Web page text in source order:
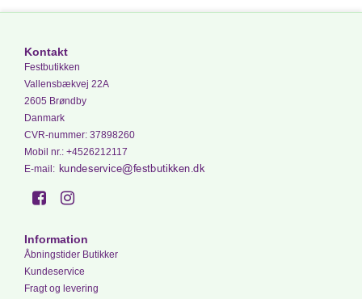
Kontakt
Festbutikken
Vallensbækvej 22A
2605 Brøndby
Danmark
CVR-nummer: 37898260
Mobil nr.: +4526212117
E-mail:
Information
Åbningstider Butikker
Kundeservice
Fragt og levering